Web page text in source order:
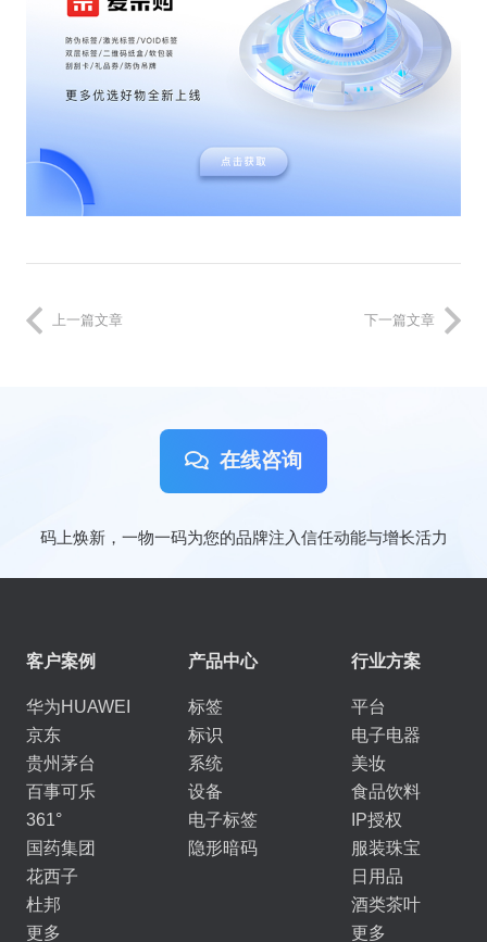
上一篇文章 下一篇文章
在线咨询
码上焕新，一物一码为您的品牌注入信任动能与增长活力
客户案例
华为HUAWEI
京东
贵州茅台
百事可乐
361°
国药集团
花西子
杜邦
更多
产品中心
标签
标识
系统
设备
电子标签
隐形暗码
行业方案
平台
电子电器
美妆
食品饮料
IP授权
服装珠宝
日用品
酒类茶叶
更多